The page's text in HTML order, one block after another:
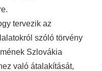
tervezik az
szóló törvény
Szlovákia
való átalakítását,